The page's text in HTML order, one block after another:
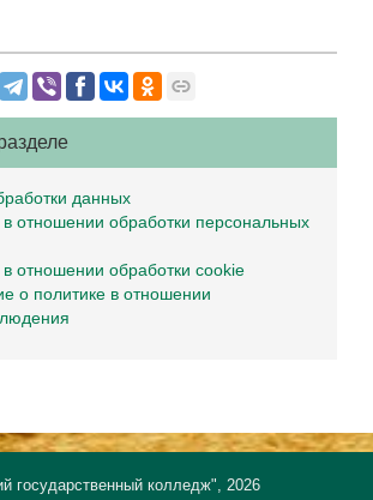
данных
в отношении обработки cookie
государственный колледж", 2026